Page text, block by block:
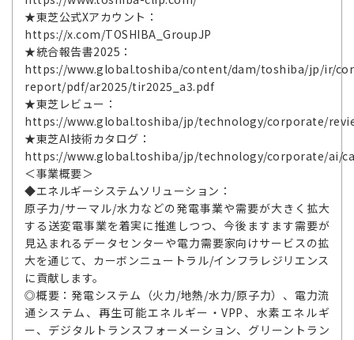
★東芝公式Xアカウント：
https://x.com/TOSHIBA_GroupJP
★統合報告書2025：
https://www.global.toshiba/content/dam/toshiba/jp/ir/
report/pdf/ar2025/tir2025_a3.pdf
★東芝レビュー：
https://www.global.toshiba/jp/technology/corporate/
★東芝AI技術カタログ：
https://www.global.toshiba/jp/technology/corporate/ai/
＜事業概要＞
◆エネルギーシステムソリューション：
原子力/サーマル/水力などの発電事業や需要が大きく拡大
する送変電事業を着実に推進しつつ、今後ますます需要が
見込まれるデータセンターや電力需要家向けサービスの拡
大を通じて、カーボンニュートラル/インフラレジリエンス
に貢献します。
◎概要：発電システム（火力/地熱/水力/原子力）、電力流
通システム、再生可能エネルギー・VPP、水素エネルギ
ー、デジタルトランスフォーメーション、グリーントラン